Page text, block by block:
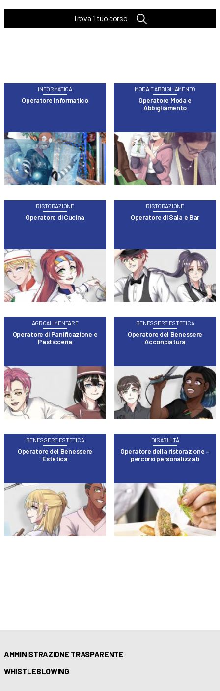
Trova il tuo corso
INFORMATICA
Operatore Informatico
MODA E ABBIGLIAMENTO
Operatore Moda e
Abbigliamento
RISTORAZIONE
Operatore di Cucina
RISTORAZIONE
Operatore di Sala e Bar
AGROALIMENTARE
Operatore di Panificazione e
Pasticceria
BENESSERE ESTETICA
Operatore del Benessere
Acconciatura
BENESSERE ESTETICA
Operatore del Benessere
Estetica
DISABILITÀ
Operatore della ristorazione –
percorsi personalizzati
AMMINISTRAZIONE TRASPARENTE
WHISTLEBLOWING